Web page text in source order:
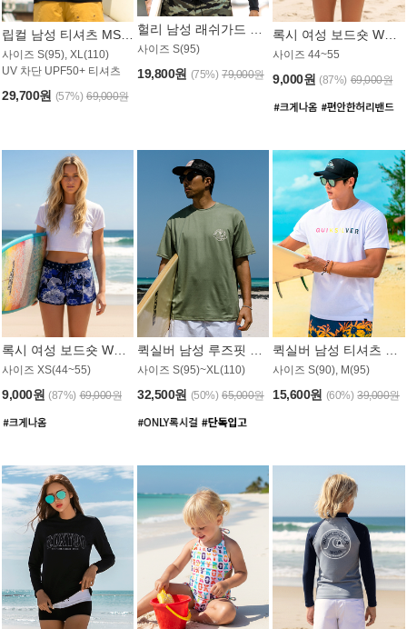
사이즈 S(95), XL(110)
UV 차단 UPF50+ 티셔츠
29,700원 (57%) 69,000원
사이즈 S(95)
19,800원 (75%) 79,000원
사이즈 44~55
9,000원 (87%) 69,000원
사이즈 XS(44~55)
9,000원 (87%) 69,000원
사이즈 S(95)~XL(110)
32,500원 (50%) 65,000원
사이즈 S(90), M(95)
15,600원 (60%) 39,000원